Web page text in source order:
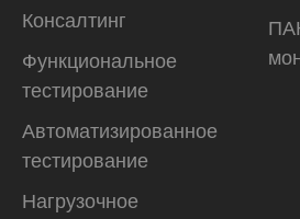
Консалтинг
Функциональное
тестирование
Автоматизирован­ное
тестирование
Нагрузочное